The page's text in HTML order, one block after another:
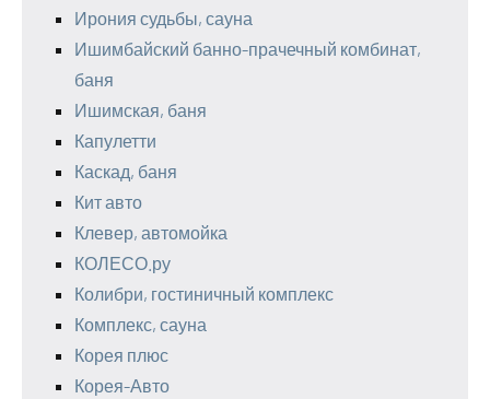
Ирония судьбы, сауна
Ишимбайский банно-прачечный комбинат,
баня
Ишимская, баня
Капулетти
Каскад, баня
Кит авто
Клевер, автомойка
КОЛЕСО.ру
Колибри, гостиничный комплекс
Комплекс, сауна
Корея плюс
Корея-Авто